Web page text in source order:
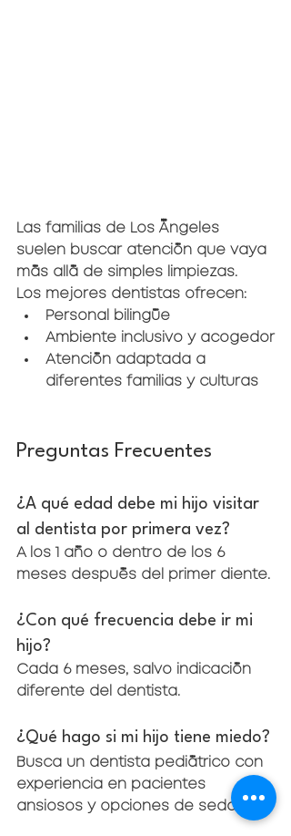
Las familias de Los Ángeles
suelen buscar atención que vaya
más allá de simples limpiezas.
Los mejores dentistas ofrecen:
Personal bilingüe
Ambiente inclusivo y acogedor
Atención adaptada a
diferentes familias y culturas
Preguntas Frecuentes
¿A qué edad debe mi hijo visitar
al dentista por primera vez?
A los 1 año o dentro de los 6
meses después del primer diente.
¿Con qué frecuencia debe ir mi
hijo?
Cada 6 meses, salvo indicación
diferente del dentista.
¿Qué hago si mi hijo tiene miedo?
Busca un dentista pediátrico con
experiencia en pacientes
ansiosos y opciones de sedación.